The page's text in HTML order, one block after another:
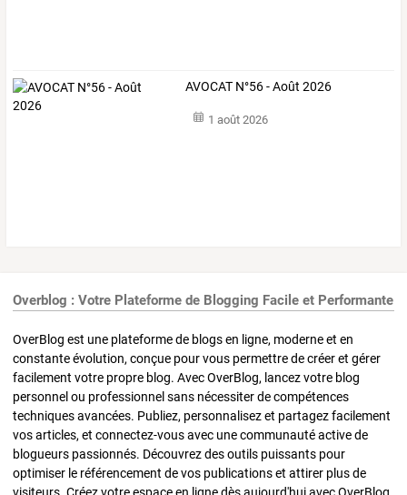
AVOCAT N°56 - Août 2026
1 août 2026
Overblog : Votre Plateforme de Blogging Facile et Performante
OverBlog est une plateforme de blogs en ligne, moderne et en
constante évolution, conçue pour vous permettre de créer et gérer
facilement votre propre blog. Avec OverBlog, lancez votre blog
personnel ou professionnel sans nécessiter de compétences
techniques avancées. Publiez, personnalisez et partagez facilement
vos articles, et connectez-vous avec une communauté active de
blogueurs passionnés. Découvrez des outils puissants pour
optimiser le référencement de vos publications et attirer plus de
visiteurs. Créez votre espace en ligne dès aujourd'hui avec OverBlog